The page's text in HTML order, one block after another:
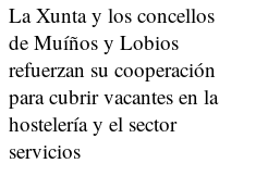
La Xunta y los concellos
de Muíños y Lobios
refuerzan su cooperación
para cubrir vacantes en la
hostelería y el sector
servicios